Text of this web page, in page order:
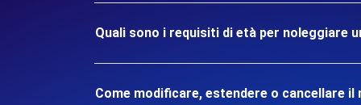
Quali sono i requisiti di età per noleggiare
Come modificare, estendere o cancellare il